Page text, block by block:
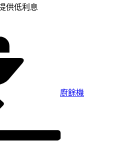
供低利息
廚餘機